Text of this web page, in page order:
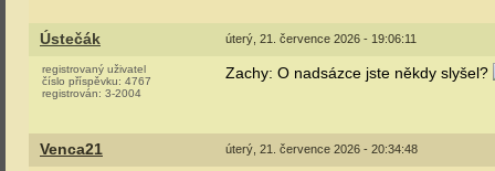
Ústečák úterý, 21. července 2026 - 19:06:11
registrovaný uživatel
číslo příspěvku: 4767
registrován: 3-2004
Zachy: O nadsázce jste někdy slyšel?
Venca21 úterý, 21. července 2026 - 20:34:48